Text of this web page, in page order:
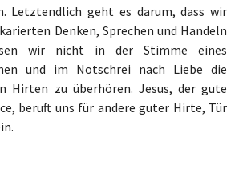
Letztendlich geht es darum, dass wir
Denken, Sprechen und Handeln
wir nicht in der Stimme eines
und im Notschrei nach Liebe die
Hirten zu überhören. Jesus, der gute
beruft uns für andere guter Hirte, Tür